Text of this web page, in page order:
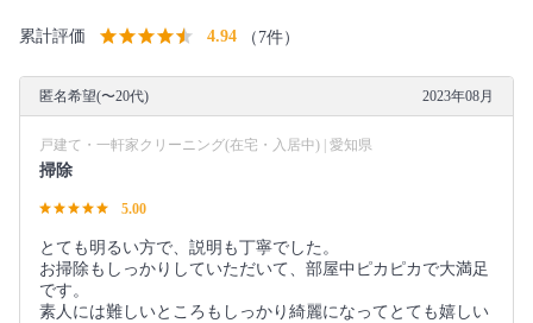
累計評価 4.94 （7件）
匿名希望(〜20代) 2023年08月
戸建て・一軒家クリーニング(在宅・入居中) | 愛知県
掃除
5.00
とても明るい方で、説明も丁寧でした。
お掃除もしっかりしていただいて、部屋中ピカピカで大満足
です。
素人には難しいところもしっかり綺麗になってとても嬉しい